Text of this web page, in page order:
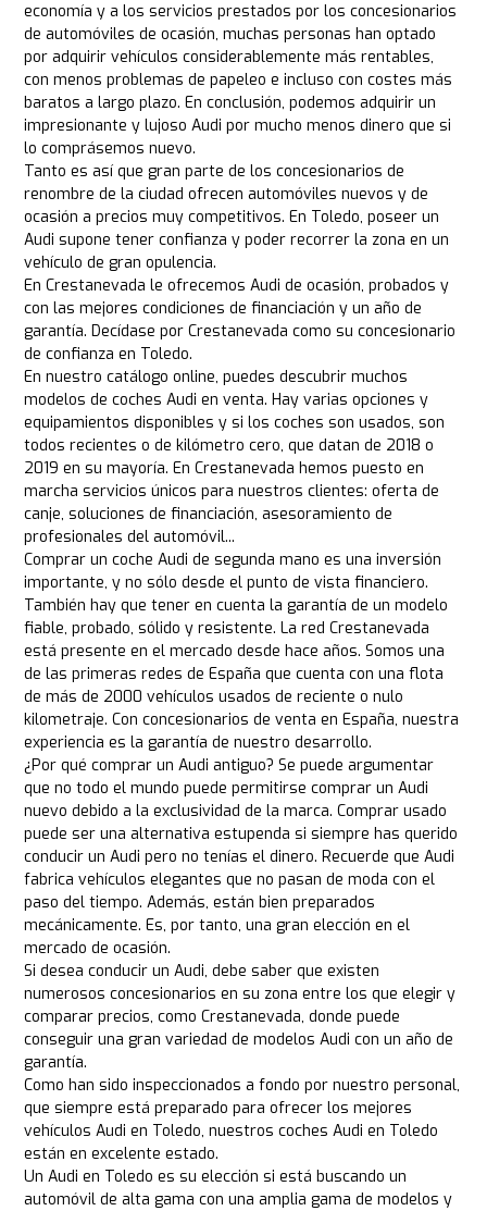
economía y a los servicios prestados por los concesionarios
de automóviles de ocasión, muchas personas han optado
por adquirir vehículos considerablemente más rentables,
con menos problemas de papeleo e incluso con costes más
baratos a largo plazo. En conclusión, podemos adquirir un
impresionante y lujoso Audi por mucho menos dinero que si
lo comprásemos nuevo.
Tanto es así que gran parte de los concesionarios de
renombre de la ciudad ofrecen automóviles nuevos y de
ocasión a precios muy competitivos. En Toledo, poseer un
Audi supone tener confianza y poder recorrer la zona en un
vehículo de gran opulencia.
En Crestanevada le ofrecemos Audi de ocasión, probados y
con las mejores condiciones de financiación y un año de
garantía. Decídase por Crestanevada como su concesionario
de confianza en Toledo.
En nuestro catálogo online, puedes descubrir muchos
modelos de coches Audi en venta. Hay varias opciones y
equipamientos disponibles y si los coches son usados, son
todos recientes o de kilómetro cero, que datan de 2018 o
2019 en su mayoría. En Crestanevada hemos puesto en
marcha servicios únicos para nuestros clientes: oferta de
canje, soluciones de financiación, asesoramiento de
profesionales del automóvil...
Comprar un coche Audi de segunda mano es una inversión
importante, y no sólo desde el punto de vista financiero.
También hay que tener en cuenta la garantía de un modelo
fiable, probado, sólido y resistente. La red Crestanevada
está presente en el mercado desde hace años. Somos una
de las primeras redes de España que cuenta con una flota
de más de 2000 vehículos usados de reciente o nulo
kilometraje. Con concesionarios de venta en España, nuestra
experiencia es la garantía de nuestro desarrollo.
¿Por qué comprar un Audi antiguo? Se puede argumentar
que no todo el mundo puede permitirse comprar un Audi
nuevo debido a la exclusividad de la marca. Comprar usado
puede ser una alternativa estupenda si siempre has querido
conducir un Audi pero no tenías el dinero. Recuerde que Audi
fabrica vehículos elegantes que no pasan de moda con el
paso del tiempo. Además, están bien preparados
mecánicamente. Es, por tanto, una gran elección en el
mercado de ocasión.
Si desea conducir un Audi, debe saber que existen
numerosos concesionarios en su zona entre los que elegir y
comparar precios, como Crestanevada, donde puede
conseguir una gran variedad de modelos Audi con un año de
garantía.
Como han sido inspeccionados a fondo por nuestro personal,
que siempre está preparado para ofrecer los mejores
vehículos Audi en Toledo, nuestros coches Audi en Toledo
están en excelente estado.
Un Audi en Toledo es su elección si está buscando un
automóvil de alta gama con una amplia gama de modelos y